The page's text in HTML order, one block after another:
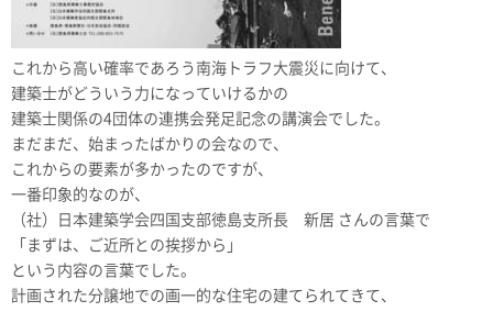
これから高い確率であろう南海トラフ大震災に向けて、
建築士がどういう力になっていけるかの
建築士関係の4団体の連携会発足記念の講演会でした。
まだまだ、始まったばかりの会なので、
これからの要素が多かったのですが、
一番印象的なのが、
（社）日本建築学会四国支部徳島支所長 新居 さんの言葉で
「まずは、ご近所との挨拶から」
という内容の言葉でした。
計画された分譲地での画一的な住宅の建てられてきて、